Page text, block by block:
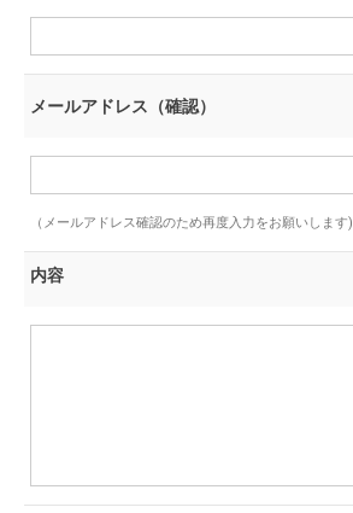
メールアドレス（確認）
（メールアドレス確認のため再度入力をお願いします)
内容